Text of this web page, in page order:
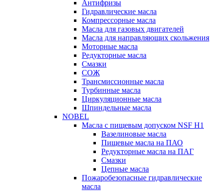
Антифризы
Гидравлические масла
Компрессорные масла
Масла для газовых двигателей
Масла для направляющих скольжения
Моторные масла
Редукторные масла
Смазки
СОЖ
Трансмиссионные масла
Турбинные масла
Циркуляционные масла
Шпиндельные масла
NOBEL
Масла с пищевым допуском NSF H1
Вазелиновые масла
Пищевые масла на ПАО
Редукторные масла на ПАГ
Смазки
Цепные масла
Пожаробезопасные гидравлические
масла